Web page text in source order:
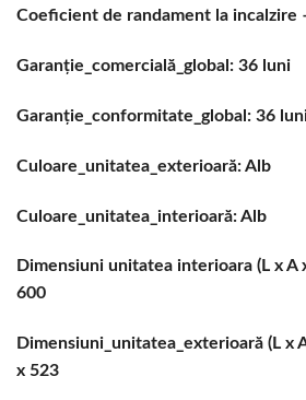
Coeficient de randament la incalzire
Garanție_comercială_global: 36 luni
Garanție_conformitate_global: 36
Culoare_unitatea_exterioară: Alb
Culoare_unitatea_interioară: Alb
Dimensiuni unitatea interioara (L x A
600
Dimensiuni_unitatea_exterioară (L x
x 523